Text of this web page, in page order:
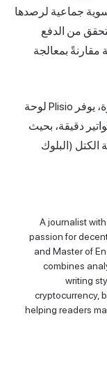
تسوية جماعية لرصدها
من الدفع
مقارنةً بمعالجة
يوفر Plisio لوحة
دقيقة، بحيث
(البلوك
A journalist
passion for
and Master of
combines
writing
cryptocurrency,
helping readers